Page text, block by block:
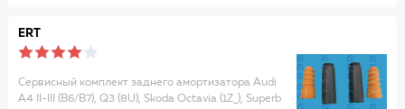
ERT
Сервисный комплект заднего амортизатора Audi
A4 II-III (B6/B7), Q3 (8U), Skoda Octavia (1Z_), Superb